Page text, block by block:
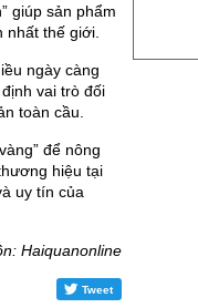
giúp sản phẩm
thế giới.
ngày càng
vai trò đối
toàn cầu.
để nông
hiệu tại
uy tín của
Haiquanonline
Tweet